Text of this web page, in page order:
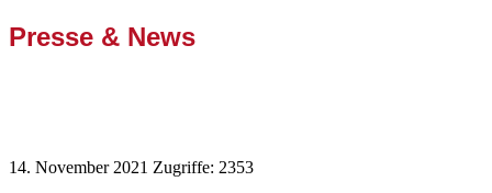
Presse & News
14. November 2021 Zugriffe: 2353